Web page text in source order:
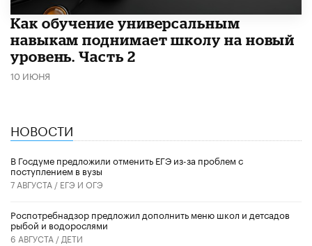
​Как обучение универсальным
навыкам поднимает школу на новый
уровень. Часть 2
10 ИЮНЯ
НОВОСТИ
В Госдуме предложили отменить ЕГЭ из-за проблем с
поступлением в вузы
7 АВГУСТА / ЕГЭ И ОГЭ
Роспотребнадзор предложил дополнить меню школ и детсадов
рыбой и водорослями
6 АВГУСТА / ДЕТИ